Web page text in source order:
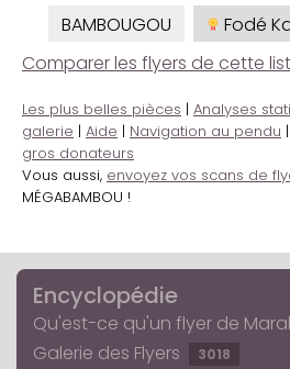
BAMBOUGOU
Fodé
Comparer les flyers de cette
Les plus belles pièces | Analyses
galerie | Aide | Navigation au pendu |
gros donateurs
Vous aussi, envoyez vos scans de
MÉGABAMBOU !
Encyclopédie
Qu'est-ce qu'un flyer de
Galerie des Flyers
3018